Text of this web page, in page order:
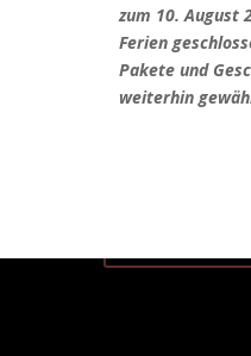
Pendule Imhof
300.00
zum 10. August
Ferien
Pakete und
weiterhin